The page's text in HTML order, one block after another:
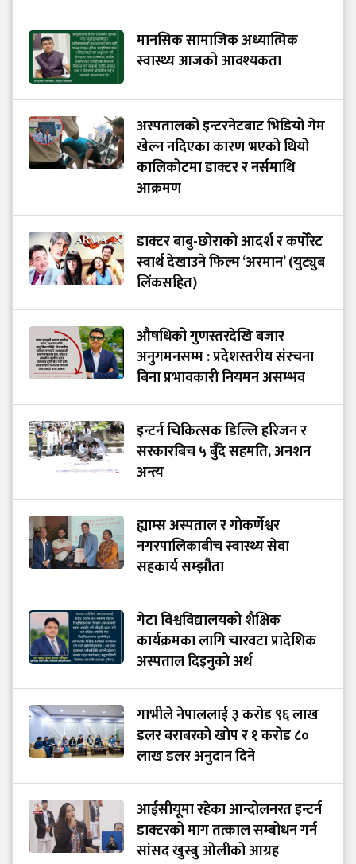
मानसिक सामाजिक अध्यात्मिक
स्वास्थ्य आजको आवश्यकता
अस्पतालको इन्टरनेटबाट भिडियो गेम
खेल्न नदिएका कारण भएको थियो
कालिकोटमा डाक्टर र नर्समाथि
आक्रमण
डाक्टर बाबु-छोराको आदर्श र कर्पोरेट
स्वार्थ देखाउने फिल्म ‘अरमान’ (युट्युब
लिंकसहित)
औषधिको गुणस्तरदेखि बजार
अनुगमनसम्म : प्रदेशस्तरीय संरचना
बिना प्रभावकारी नियमन असम्भव
इन्टर्न चिकित्सक डिल्लि हरिजन र
सरकारबिच ५ बुँदे सहमति, अनशन
अन्त्य
ह्याम्स अस्पताल र गोकर्णेश्वर
नगरपालिकाबीच स्वास्थ्य सेवा
सहकार्य सम्झौता
गेटा विश्वविद्यालयको शैक्षिक
कार्यक्रमका लागि चारवटा प्रादेशिक
अस्पताल दिइनुको अर्थ
गाभीले नेपाललाई ३ करोड ९६ लाख
डलर बराबरको खोप र १ करोड ८०
लाख डलर अनुदान दिने
आईसीयूमा रहेका आन्दोलनरत इन्टर्न
डाक्टरको माग तत्काल सम्बोधन गर्न
सांसद खुस्बु ओलीको आग्रह